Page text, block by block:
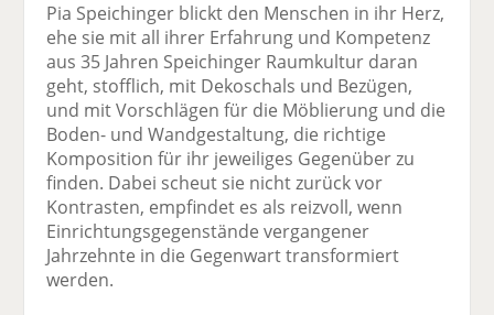
Pia Speichinger blickt den Menschen in ihr Herz,
ehe sie mit all ihrer Erfahrung und Kompetenz
aus 35 Jahren Speichinger Raumkultur daran
geht, stofflich, mit Dekoschals und Bezügen,
und mit Vorschlägen für die Möblierung und die
Boden- und Wandgestaltung, die richtige
Komposition für ihr jeweiliges Gegenüber zu
finden. Dabei scheut sie nicht zurück vor
Kontrasten, empfindet es als reizvoll, wenn
Einrichtungsgegenstände vergangener
Jahrzehnte in die Gegenwart transformiert
werden.